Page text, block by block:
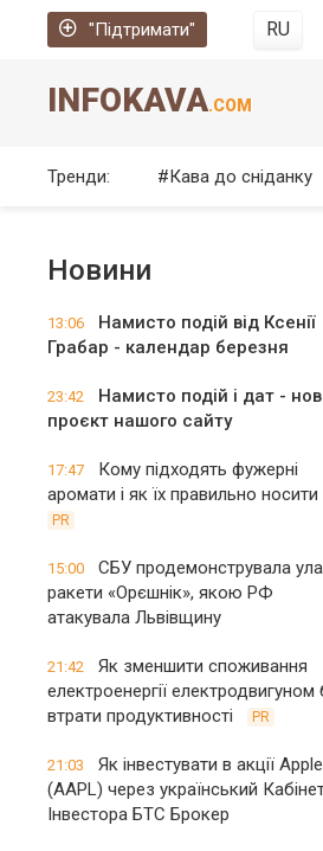
"Підтримати" RU
INFOKAVA.COM
Тренди: Кава до сніданку
Новини
13:06
Намисто подій від Ксенії
Грабар - календар березня
23:42
Намисто подій і дат -
проєкт нашого сайту
17:47
Кому підходять фужерні
аромати і як їх правильно носити
PR
15:00
СБУ продемонструвала
ракети «Орєшнік», якою РФ
атакувала Львівщину
21:42
Як зменшити споживання
електроенергії електродвигуном
втрати продуктивності
PR
21:03
Як інвестувати в акції Apple
(AAPL) через український
Інвестора БТС Брокер